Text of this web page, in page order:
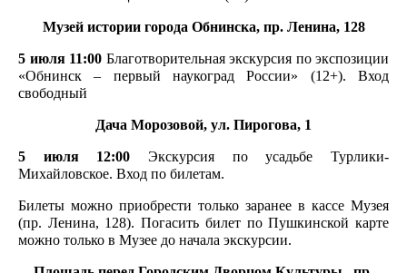
Музей истории города Обнинска, пр. Ленина, 128
5 июля 11:00 Благотворительная экскурсия по экспозиции
«Обнинск – первый наукоград России» (12+). Вход
свободный
Дача Морозовой, ул. Пирогова, 1
5 июля 12:00 Экскурсия по усадьбе Турлики-
Михайловское. Вход по билетам.
Билеты можно приобрести только заранее в кассе Музея
(пр. Ленина, 128). Погасить билет по Пушкинской карте
можно только в Музее до начала экскурсии.